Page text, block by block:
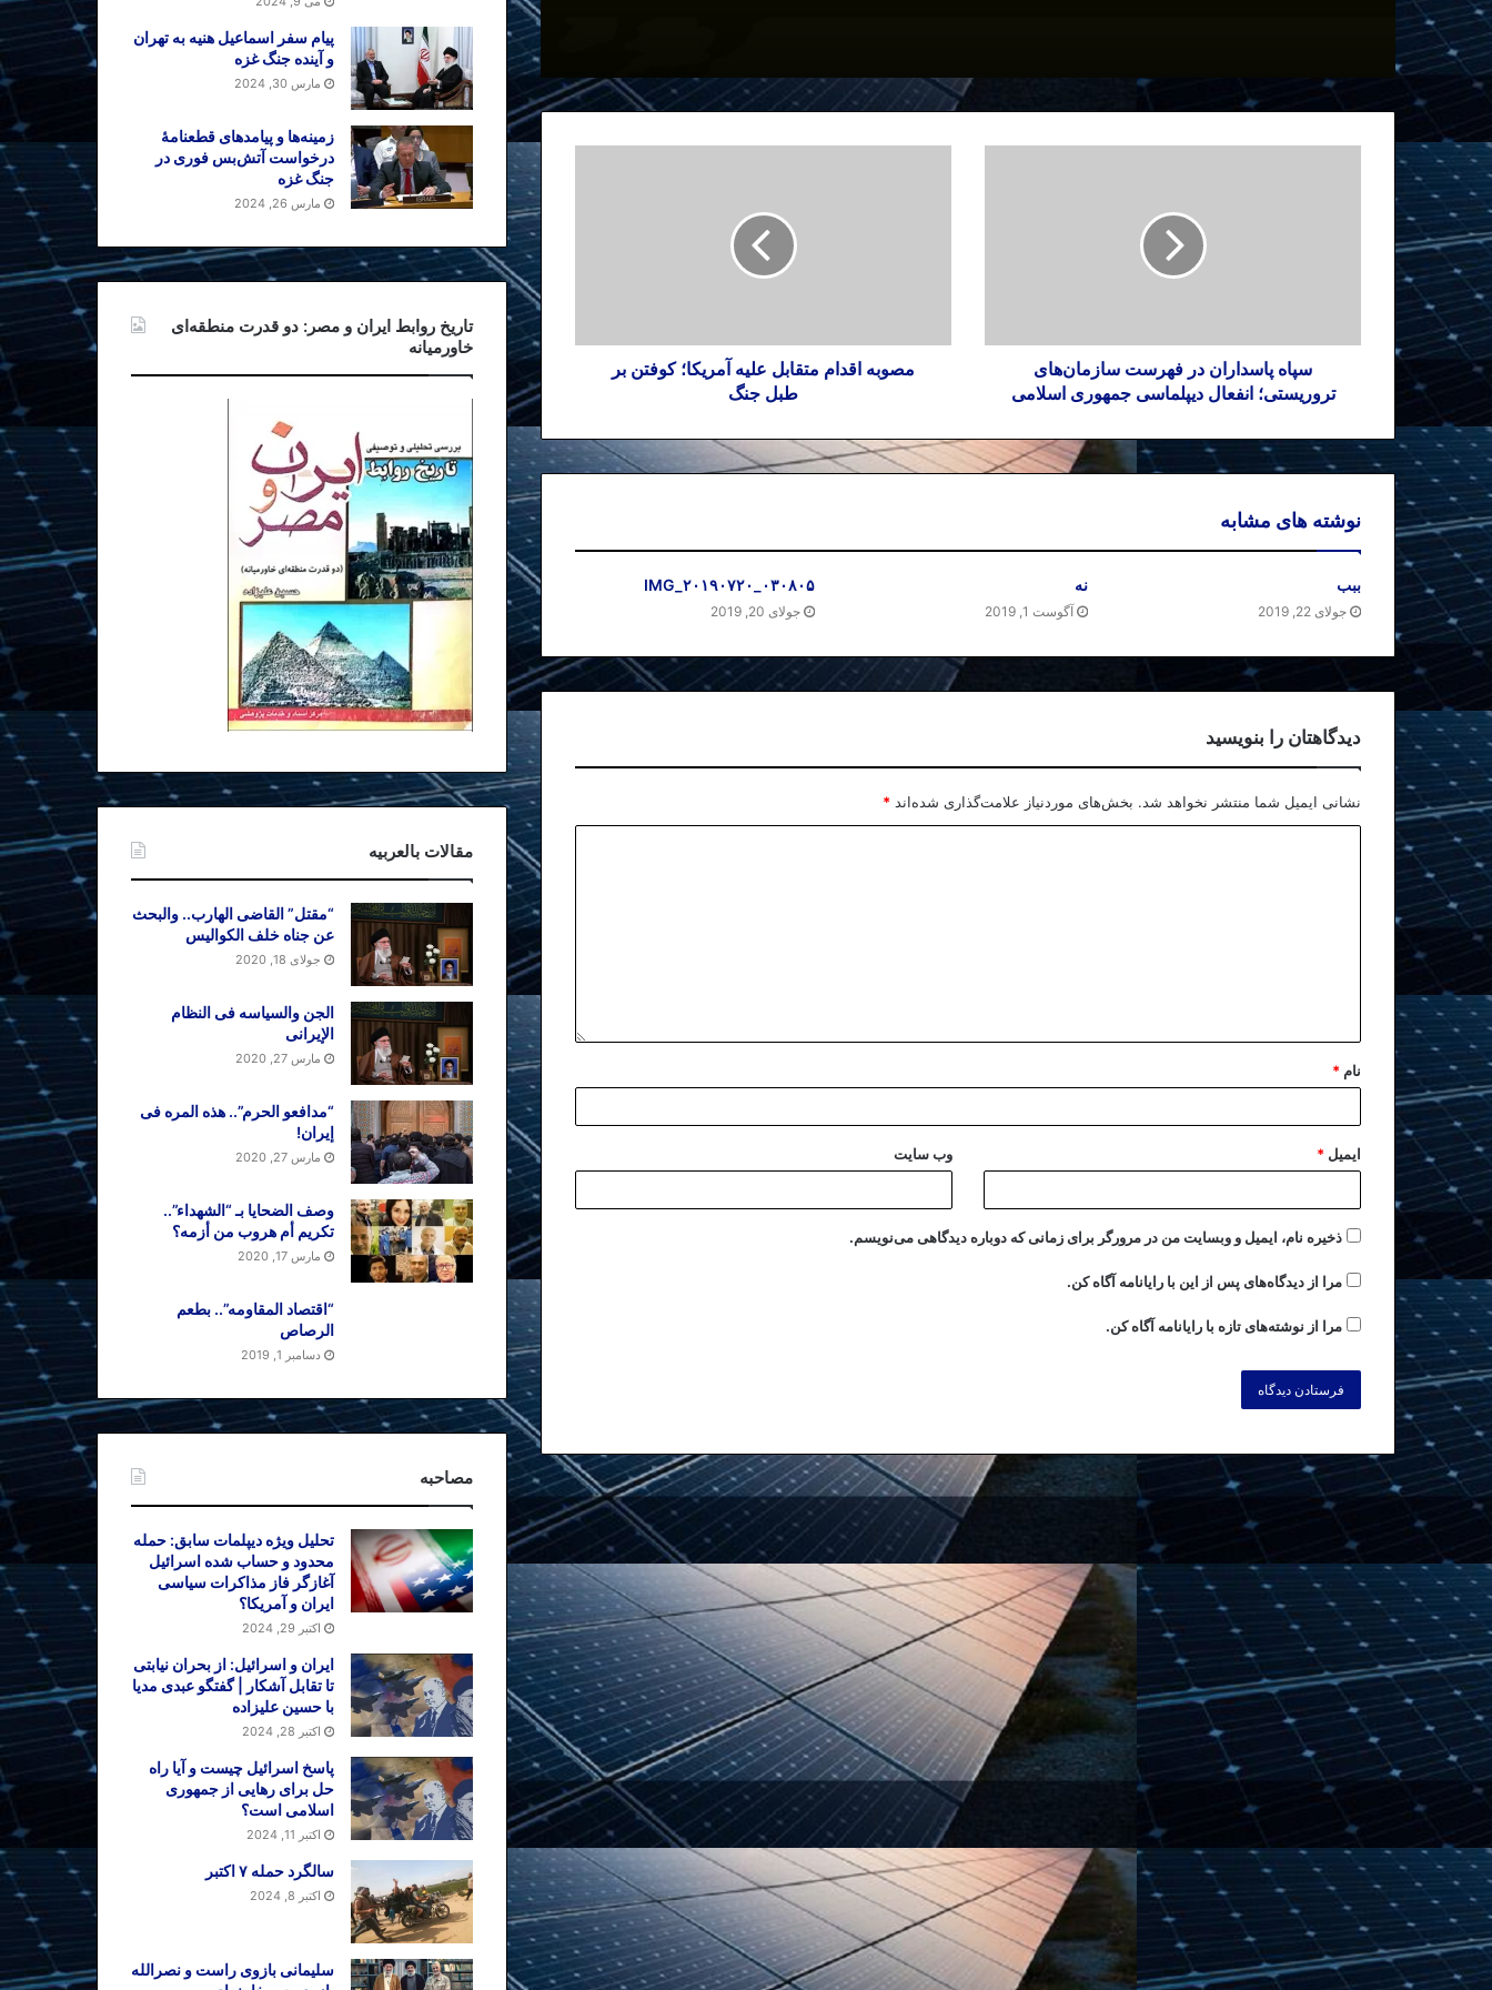
سپاه پاسداران در فهرست سازمان‌های
تروریستی؛ انفعال دیپلماسی جمهوری اسلامی
مصوبه اقدام متقابل علیه آمریکا؛ کوفتن بر
طبل جنگ
نوشته های مشابه
ببب
جولای 22, 2019
نه
آگوست 1, 2019
IMG_۲۰۱۹۰۷۲۰_۰۳۰۸۰۵
جولای 20, 2019
دیدگاهتان را بنویسید
نشانی ایمیل شما منتشر نخواهد شد. بخش‌های موردنیاز علامت‌گذاری شده‌اند *
نام *
ایمیل * وب‌ سایت
ذخیره نام، ایمیل و وبسایت من در مرورگر برای زمانی که دوباره دیدگاهی می‌نویسم.
مرا از دیدگاه‌های پس از این با رایانامه آگاه کن.
مرا از نوشته‌های تازه با رایانامه آگاه کن.
پیام سفر اسماعیل هنیه به تهران
و آینده جنگ غزه
مارس 30, 2024
زمینه‌ها و پیامدهای قطعنامهٔ
درخواست آتش‌بس فوری در
جنگ غزه
مارس 26, 2024
تاریخ روابط ایران و مصر: دو قدرت منطقه‌ای
خاورمیانه
مقالات بالعربیه
“مقتل” القاضی الهارب.. والبحث
عن جناه خلف الکوالیس
جولای 18, 2020
الجن والسیاسه فی النظام
اﻹیرانی
مارس 27, 2020
“مدافعو الحرم”.. هذه المره فی
إیران!
مارس 27, 2020
وصف الضحایا بـ “الشهداء”..
تکریم أم هروب من أزمه؟
مارس 17, 2020
“اقتصاد المقاومه”.. بطعم
الرصاص
دسامبر 1, 2019
مصاحبه
تحلیل ویژه دیپلمات سابق: حمله
محدود و حساب شده اسرائیل
آغازگر فاز مذاکرات سیاسی
ایران و آمریکا؟
اکتبر 29, 2024
ایران و اسرائیل: از بحران نیابتی
تا تقابل آشکار | گفتگو عبدی مدیا
با حسین علیزاده
اکتبر 28, 2024
پاسخ اسرائیل چیست و آیا راه
حل برای رهایی از جمهوری
اسلامی است؟
اکتبر 11, 2024
سالگرد حمله ۷ اکتبر
اکتبر 8, 2024
سلیمانی بازوی راست و نصرالله